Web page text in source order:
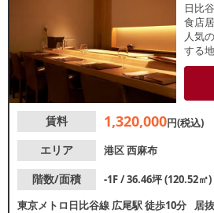
日比
食店
人気
する
な雰
面積
理店
ー席
賃料 1,320,000円(税込)
エリア
港区西麻布
階数/面積
-1F / 36.46坪 (120.52㎡)
東京メトロ日比谷線 広尾駅徒歩10分 居